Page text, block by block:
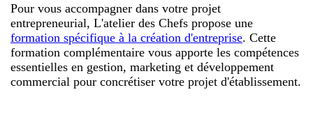
Pour vous accompagner dans votre projet
entrepreneurial, L'atelier des Chefs propose une
formation spécifique à la création d'entreprise. Cette
formation complémentaire vous apporte les compétences
essentielles en gestion, marketing et développement
commercial pour concrétiser votre projet d'établissement.